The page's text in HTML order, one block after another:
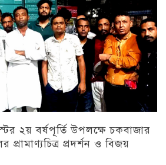
২য় বর্ষপূর্তি উপলক্ষে চকবাজার
প্রামাণ্যচিত্র প্রদর্শন ও বিজয়